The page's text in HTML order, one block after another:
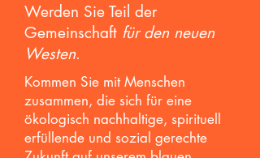
Werden Sie Teil der
Gemeinschaft für den neuen
Westen.
Kommen Sie mit Menschen
zusammen, die sich für eine
ökologisch nachhaltige, spirituell
erfüllende und sozial gerechte